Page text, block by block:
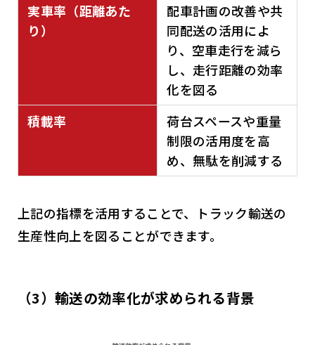
実車率（距離あた
り）
配車計画の改善や共
同配送の活用によ
り、空車走行を減ら
し、走行距離の効率
化を図る
積載率
荷台スペースや重量
制限の活用度を高
め、無駄を削減する
上記の指標を活用することで、トラック輸送の
生産性向上を図ることができます。
（3）輸送の効率化が求められる背景